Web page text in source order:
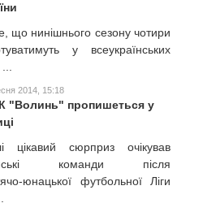
що нинішнього сезону чотири
у всеукраїнських
2014, 15:18
"Волинь" пропишеться у
цікавий сюрприз очікував
команди після
юнацької футбольної Ліги